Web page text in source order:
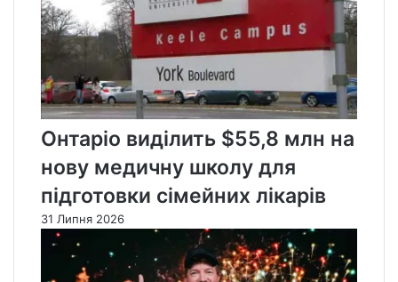
Онтаріо виділить $55,8 млн на
нову медичну школу для
підготовки сімейних лікарів
31 Липня 2026